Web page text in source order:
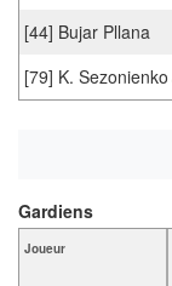
[44] Bujar Pllana
[79] K. Sezonienko
Joueur
Gardiens